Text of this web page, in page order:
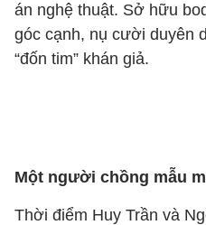
án nghệ thuật. Sở hữu
góc cạnh, nụ cười duyên
“đốn tim” khán giả.
Một người chồng mẫu
Thời điểm Huy Trần và